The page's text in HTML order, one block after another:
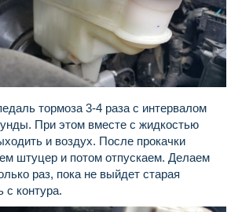
тормоза 3-4 раза с интервалом
При этом вместе с жидкостью
и воздух. После прокачки
штуцер и потом отпускаем. Делаем
раз, пока не выйдет старая
с контура.